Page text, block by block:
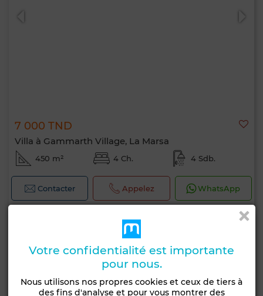
7 000 TND
Villa à Gammarth Village, La Marsa
450 m² 4 Ch. 4 Sdb.
Contacter Appelez WhatsApp
Votre confidentialité est importante
pour nous.
Nous utilisons nos propres cookies et ceux de tiers à
des fins d'analyse et pour vous montrer des